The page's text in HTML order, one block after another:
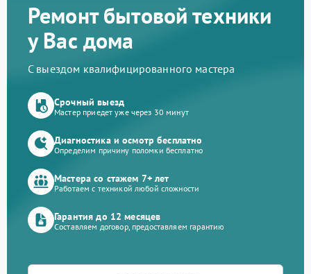
Ремонт бытовой техники
у Вас дома
С выездом квалифицированного мастера
Срочный выезд
Мастер приедет уже через 30 минут
Диагностика и осмотр бесплатно
Определим причину поломки бесплатно
Мастера со стажем 7+ лет
Работаем с техникой любой сложности
Гарантия до 12 месяцев
Составляем договор, предоставляем гарантию